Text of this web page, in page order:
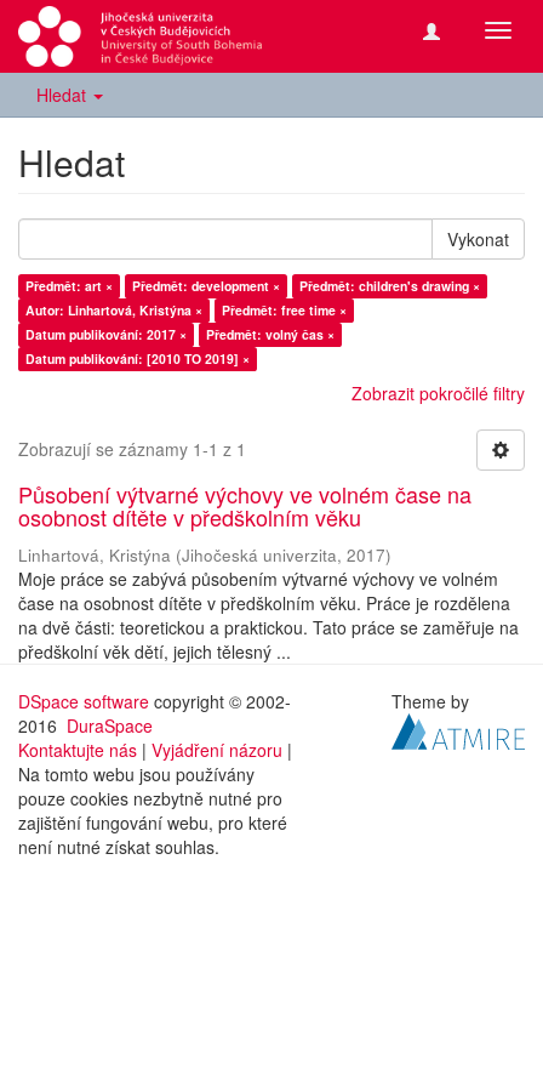
Hledat
Hledat
Vykonat
Předmět: art × Předmět: development ×
Předmět: children's drawing ×
Autor: Linhartová, Kristýna ×
Předmět: free time ×
Datum publikování: 2017 ×
Předmět: volný čas ×
Datum publikování: [2010 TO 2019] ×
Zobrazit pokročilé filtry
Zobrazují se záznamy 1-1 z 1
Působení výtvarné výchovy ve volném čase na
osobnost dítěte v předškolním věku
Linhartová, Kristýna (Jihočeská univerzita, 2017)
Moje práce se zabývá působením výtvarné výchovy ve volném
čase na osobnost dítěte v předškolním věku. Práce je rozdělena
na dvě části: teoretickou a praktickou. Tato práce se zaměřuje na
předškolní věk dětí, jejich tělesný ...
DSpace software copyright © 2002-
2016 DuraSpace
Kontaktujte nás | Vyjádření názoru |
Na tomto webu jsou používány
pouze cookies nezbytně nutné pro
zajištění fungování webu, pro které
není nutné získat souhlas.
Theme by